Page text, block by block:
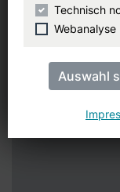
Ausgabe
Technisch
Webanalyse